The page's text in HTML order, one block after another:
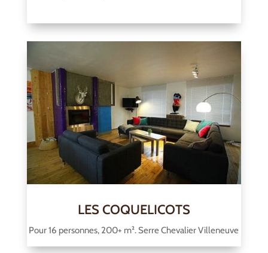
LES COQUELICOTS
Pour 16 personnes, 200+ m². Serre Chevalier Villeneuve